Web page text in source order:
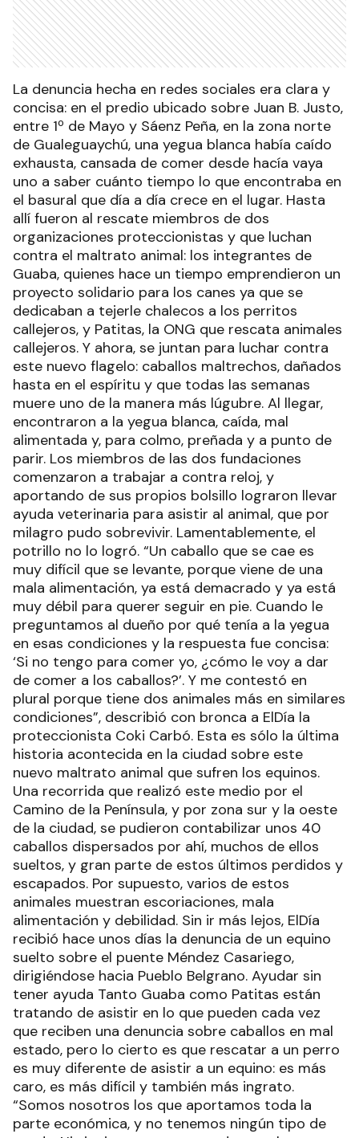
La denuncia hecha en redes sociales era clara y
concisa: en el predio ubicado sobre Juan B. Justo,
entre 1º de Mayo y Sáenz Peña, en la zona norte
de Gualeguaychú, una yegua blanca había caído
exhausta, cansada de comer desde hacía vaya
uno a saber cuánto tiempo lo que encontraba en
el basural que día a día crece en el lugar. Hasta
allí fueron al rescate miembros de dos
organizaciones proteccionistas y que luchan
contra el maltrato animal: los integrantes de
Guaba, quienes hace un tiempo emprendieron un
proyecto solidario para los canes ya que se
dedicaban a tejerle chalecos a los perritos
callejeros, y Patitas, la ONG que rescata animales
callejeros. Y ahora, se juntan para luchar contra
este nuevo flagelo: caballos maltrechos, dañados
hasta en el espíritu y que todas las semanas
muere uno de la manera más lúgubre. Al llegar,
encontraron a la yegua blanca, caída, mal
alimentada y, para colmo, preñada y a punto de
parir. Los miembros de las dos fundaciones
comenzaron a trabajar a contra reloj, y
aportando de sus propios bolsillo lograron llevar
ayuda veterinaria para asistir al animal, que por
milagro pudo sobrevivir. Lamentablemente, el
potrillo no lo logró. “Un caballo que se cae es
muy difícil que se levante, porque viene de una
mala alimentación, ya está demacrado y ya está
muy débil para querer seguir en pie. Cuando le
preguntamos al dueño por qué tenía a la yegua
en esas condiciones y la respuesta fue concisa:
‘Si no tengo para comer yo, ¿cómo le voy a dar
de comer a los caballos?’. Y me contestó en
plural porque tiene dos animales más en similares
condiciones”, describió con bronca a ElDía la
proteccionista Coki Carbó. Esta es sólo la última
historia acontecida en la ciudad sobre este
nuevo maltrato animal que sufren los equinos.
Una recorrida que realizó este medio por el
Camino de la Península, y por zona sur y la oeste
de la ciudad, se pudieron contabilizar unos 40
caballos dispersados por ahí, muchos de ellos
sueltos, y gran parte de estos últimos perdidos y
escapados. Por supuesto, varios de estos
animales muestran escoriaciones, mala
alimentación y debilidad. Sin ir más lejos, ElDía
recibió hace unos días la denuncia de un equino
suelto sobre el puente Méndez Casariego,
dirigiéndose hacia Pueblo Belgrano. Ayudar sin
tener ayuda Tanto Guaba como Patitas están
tratando de asistir en lo que pueden cada vez
que reciben una denuncia sobre caballos en mal
estado, pero lo cierto es que rescatar a un perro
es muy diferente de asistir a un equino: es más
caro, es más difícil y también más ingrato.
“Somos nosotros los que aportamos toda la
parte económica, y no tenemos ningún tipo de